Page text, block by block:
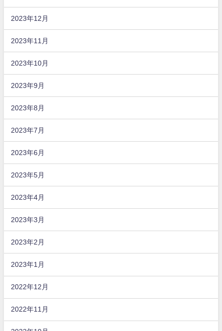
2023年12月
2023年11月
2023年10月
2023年9月
2023年8月
2023年7月
2023年6月
2023年5月
2023年4月
2023年3月
2023年2月
2023年1月
2022年12月
2022年11月